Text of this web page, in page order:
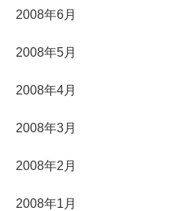
2008年6月
2008年5月
2008年4月
2008年3月
2008年2月
2008年1月